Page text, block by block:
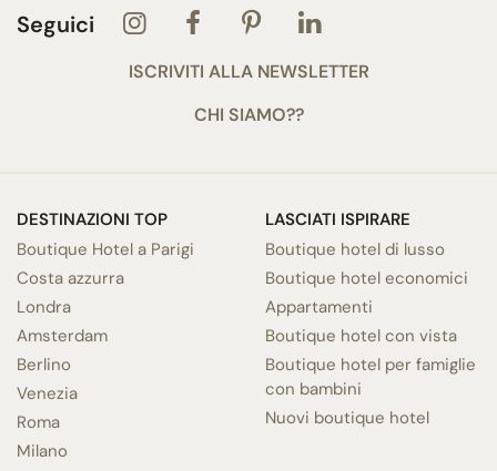
Seguici
ISCRIVITI ALLA NEWSLETTER
CHI SIAMO??
DESTINAZIONI TOP
Boutique Hotel a Parigi
Costa azzurra
Londra
Amsterdam
Berlino
Venezia
Roma
Milano
LASCIATI ISPIRARE
Boutique hotel di lusso
Boutique hotel economici
Appartamenti
Boutique hotel con vista
Boutique hotel per famiglie
con bambini
Nuovi boutique hotel